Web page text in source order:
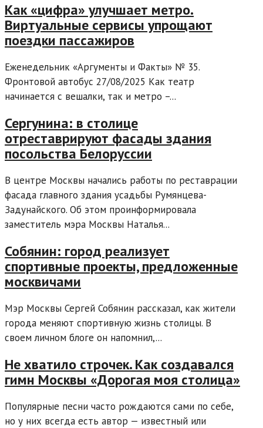
Как «цифра» улучшает метро.
Виртуальные сервисы упрощают
поездки пассажиров
Еженедельник «Аргументы и Факты» № 35.
Фронтовой автобус 27/08/2025 Как театр
начинается с вешалки, так и метро –...
Сергунина: в столице
отреставрируют фасады здания
посольства Белоруссии
В центре Москвы начались работы по реставрации
фасада главного здания усадьбы Румянцева-
Задунайского. Об этом проинформировала
заместитель мэра Москвы Наталья...
Собянин: город реализует
спортивные проекты, предложенные
москвичами
Мэр Москвы Сергей Собянин рассказал, как жители
города меняют спортивную жизнь столицы. В
своем личном блоге он напомнил,...
Не хватило строчек. Как создавался
гимн Москвы «Дорогая моя столица»
Популярные песни часто рождаются сами по себе,
но у них всегда есть автор — известный или